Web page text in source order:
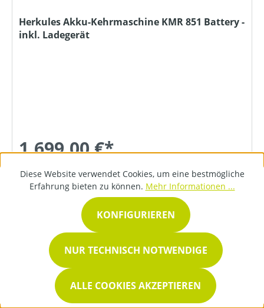
Herkules Akku-Kehrmaschine KMR 851 Battery -
inkl. Ladegerät
1.699,00 €*
DETAILS
Diese Website verwendet Cookies, um eine bestmögliche
Erfahrung bieten zu können. Mehr Informationen ...
NUR TECHNISCH NOTWENDIGE
KONFIGURIEREN
ALLE COOKIES AKZEPTIEREN